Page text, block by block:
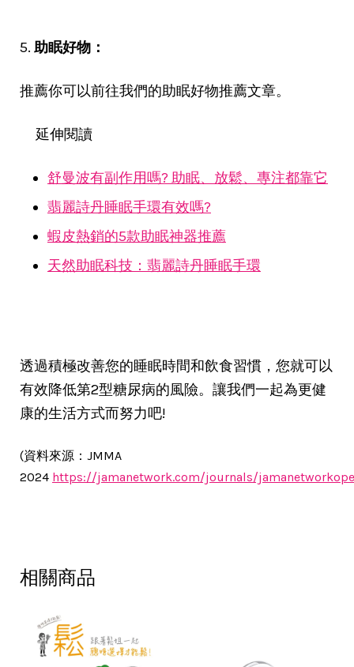
5. 助眠好物：
推薦你可以前往我們的助眠好物推薦文章。
延伸閱讀
舒曼波有副作用嗎? 助眠、放鬆、專注都靠它
翡麗詩丹睡眠手環有效嗎?
蝦皮熱銷的5款助眠神器推薦
天然助眠科技：翡麗詩丹睡眠手環
透過積極改善您的睡眠時間和飲食習慣，您就可以
有效降低第2型糖尿病的風險。讓我們一起為更健
康的生活方式而努力吧!
(資料來源：JMMA
2024 https://jamanetwork.com/journals/
相關商品